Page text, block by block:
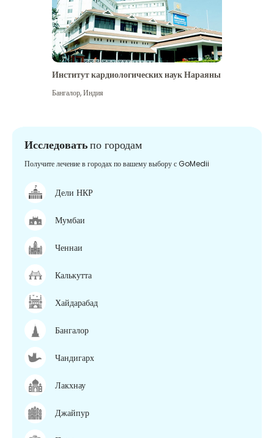
Институт кардиологических наук Нараяны
Бангалор,Индия
Исследоватьпо городам
Получите лечение в городах по вашему выбору с GoMedii
Дели НКР
Мумбаи
Ченнаи
Калькутта
Хайдарабад
Бангалор
Чандигарх
Лакхнау
Джайпур